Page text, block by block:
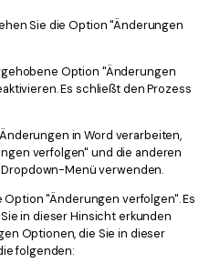
Sie die Option "Änderungen
Option "Änderungen
Es schließt den Prozess
in Word verarbeiten,
verfolgen" und die anderen
Menü verwenden.
"Änderungen verfolgen". Es
in dieser Hinsicht erkunden
Optionen, die Sie in dieser
folgenden: